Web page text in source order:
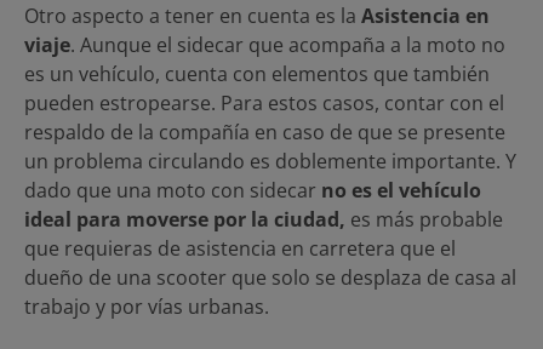
Otro aspecto a tener en cuenta es la Asistencia en
viaje. Aunque el sidecar que acompaña a la moto no
es un vehículo, cuenta con elementos que también
pueden estropearse. Para estos casos, contar con el
respaldo de la compañía en caso de que se presente
un problema circulando es doblemente importante. Y
dado que una moto con sidecar no es el vehículo
ideal para moverse por la ciudad, es más probable
que requieras de asistencia en carretera que el
dueño de una scooter que solo se desplaza de casa al
trabajo y por vías urbanas.